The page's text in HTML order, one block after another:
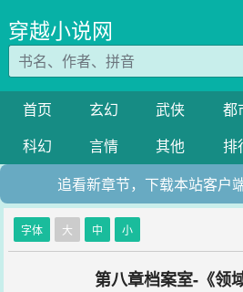
穿越小说网
首页 玄幻 武侠 都
科幻
言情 其他 排
追看新章节，下载本站客户
字体 大 中 小
第八章档案室-《领